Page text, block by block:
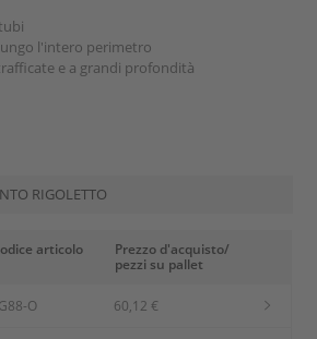
l'intero perimetro
e a grandi profondità
RIGOLETTO
articolo
Prezzo d'acquisto/
pezzi su pallet
O 60,12 €